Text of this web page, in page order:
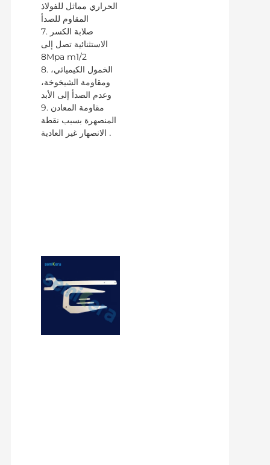
الحراري مماثل للفولاذ
7. صلابة الكسر
الاستثنائية تصل إلى
8Mpa m1/2
8. الخمول الكيميائي،
ومقاومة الشيخوخة،
9. مقاومة المعادن
المنصهرة بسبب نقطة
.